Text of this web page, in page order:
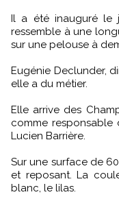
Il a été inauguré le
ressemble à une
sur une pelouse à
Eugénie Declunder,
elle a du métier.
Elle arrive des
comme responsable
Lucien Barrière.
Sur une surface de
et reposant. La
blanc, le lilas.